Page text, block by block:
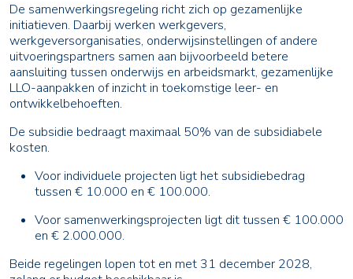
De samenwerkingsregeling richt zich op gezamenlijke
initiatieven. Daarbij werken werkgevers,
werkgeversorganisaties, onderwijsinstellingen of andere
uitvoeringspartners samen aan bijvoorbeeld betere
aansluiting tussen onderwijs en arbeidsmarkt, gezamenlijke
LLO-aanpakken of inzicht in toekomstige leer- en
ontwikkelbehoeften.
De subsidie bedraagt maximaal 50% van de subsidiabele
kosten.
Voor individuele projecten ligt het subsidiebedrag
tussen € 10.000 en € 100.000.
Voor samenwerkingsprojecten ligt dit tussen € 100.000
en € 2.000.000.
Beide regelingen lopen tot en met 31 december 2028,